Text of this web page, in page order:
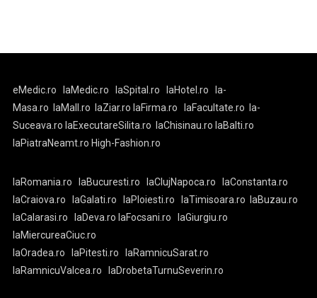
eMedic.ro laMedic.ro laSpital.ro laHotel.ro
la-
Masa.ro
laMall.ro laZiar.ro laFirma.ro laFacultate.ro
la-
Suceava.ro laExecutareSilita.ro laChisinau.ro laBalti.ro
laPiatraNeamt.ro High-Fashion.ro
laRomania.ro laBucuresti.ro laClujNapoca.ro
laConstanta.ro
laCraiova.ro
laGalati.ro laPloiesti.ro laTimisoara.ro
laBuzau.ro
laCalarasi.ro
laDeva.ro laFocsani.ro
laGiurgiu.ro
laMiercureaCiuc.ro
laOradea.ro
laPitesti.ro
laRamnicuSarat.ro
laRamnicuValcea.ro
laDrobetaTurnuSeverin.ro